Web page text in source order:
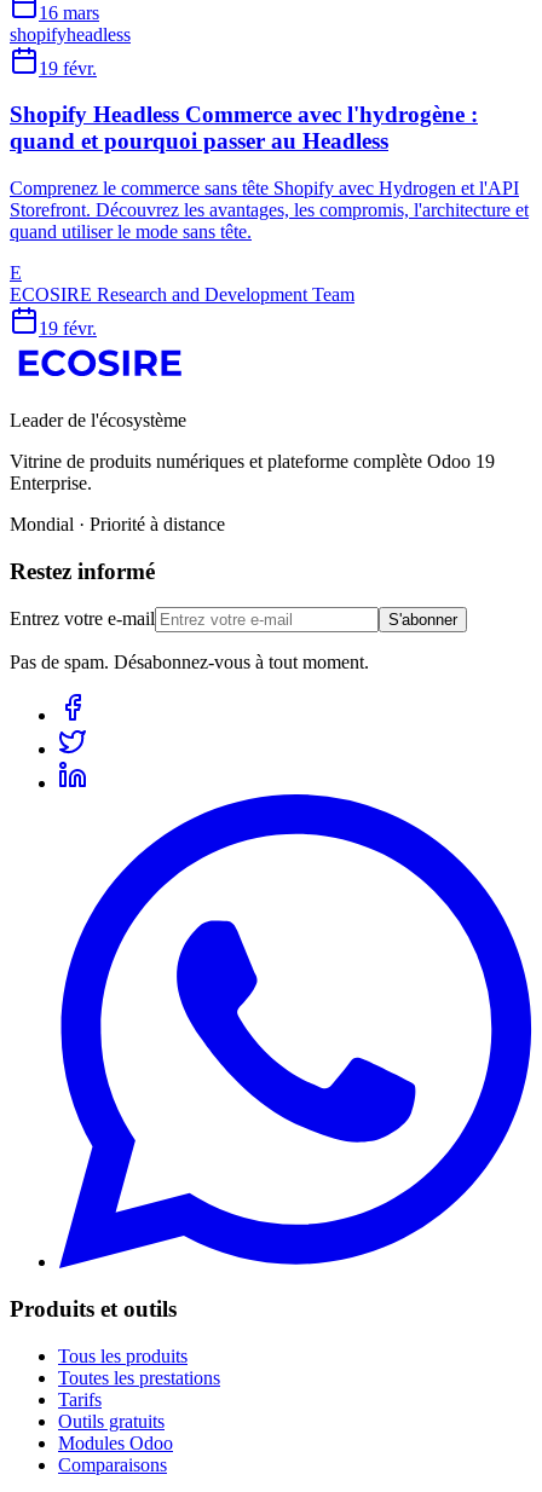
16 mars
shopifyheadless
19 févr.
Shopify Headless Commerce avec l'hydrogène :
quand et pourquoi passer au Headless
Comprenez le commerce sans tête Shopify avec Hydrogen et l'API
Storefront. Découvrez les avantages, les compromis, l'architecture et
quand utiliser le mode sans tête.
E
ECOSIRE Research and Development Team
19 févr.
Leader de l'écosystème
Vitrine de produits numériques et plateforme complète Odoo 19
Enterprise.
Mondial · Priorité à distance
Restez informé
Entrez votre e-mail S'abonner
Pas de spam. Désabonnez-vous à tout moment.
Produits et outils
Tous les produits
Toutes les prestations
Tarifs
Outils gratuits
Modules Odoo
Comparaisons